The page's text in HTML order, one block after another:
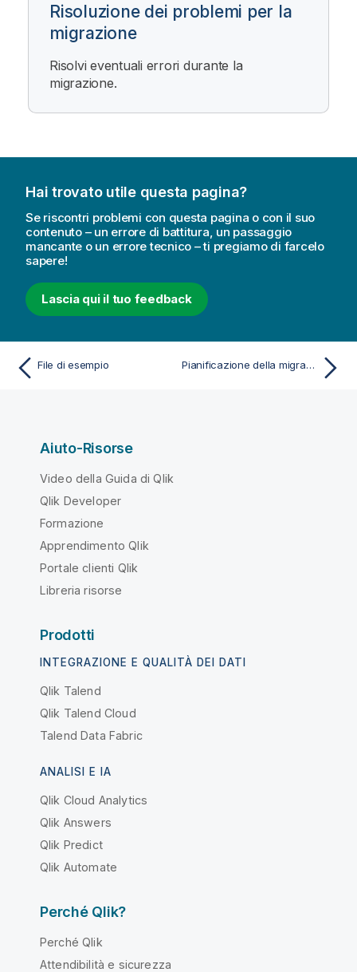
Risoluzione dei problemi per la
migrazione
Risolvi eventuali errori durante la
migrazione.
Hai trovato utile questa pagina?
Se riscontri problemi con questa pagina o con il suo
contenuto – un errore di battitura, un passaggio
mancante o un errore tecnico – ti pregiamo di farcelo
sapere!
Lascia qui il tuo feedback
File di esempio Pianificazione della migrazione
Aiuto-Risorse
Video della Guida di Qlik
Qlik Developer
Formazione
Apprendimento Qlik
Portale clienti Qlik
Libreria risorse
Prodotti
INTEGRAZIONE E QUALITÀ DEI DATI
Qlik Talend
Qlik Talend Cloud
Talend Data Fabric
ANALISI E IA
Qlik Cloud Analytics
Qlik Answers
Qlik Predict
Qlik Automate
Perché Qlik?
Perché Qlik
Attendibilità e sicurezza